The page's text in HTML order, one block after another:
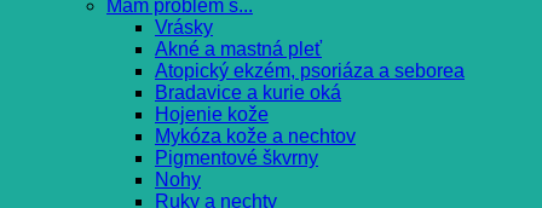
Mám problém s...
Vrásky
Akné a mastná pleť
Atopický ekzém, psoriáza a seborea
Bradavice a kurie oká
Hojenie kože
Mykóza kože a nechtov
Pigmentové škvrny
Nohy
Ruky a nechty